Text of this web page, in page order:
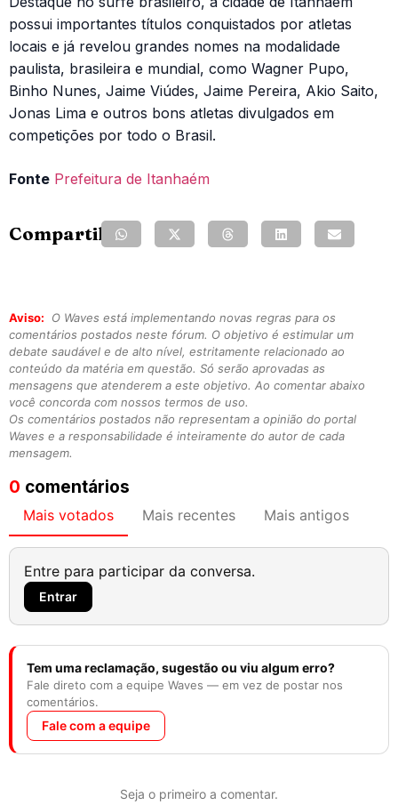
possui importantes títulos conquistados por atletas
locais e já revelou grandes nomes na modalidade
paulista, brasileira e mundial, como Wagner Pupo,
Binho Nunes, Jaime Viúdes, Jaime Pereira, Akio Saito,
Jonas Lima e outros bons atletas divulgados em
competições por todo o Brasil.
Fonte Prefeitura de Itanhaém
Compartilhe:
Aviso:
O Waves está implementando novas regras para os
comentários postados neste fórum. O objetivo é estimular um
debate saudável e de alto nível, estritamente relacionado ao
conteúdo da matéria em questão. Só serão aprovadas as
mensagens que atenderem a este objetivo. Ao comentar abaixo
você concorda com nossos termos de uso.
Os comentários postados não representam a opinião do portal
Waves e a responsabilidade é inteiramente do autor de cada
mensagem.
0 comentários
Mais votados Mais recentes Mais antigos
Entre para participar da conversa.
Entrar
Tem uma reclamação, sugestão ou viu algum erro?
Fale direto com a equipe Waves — em vez de postar nos
comentários.
Fale com a equipe
Seja o primeiro a comentar.